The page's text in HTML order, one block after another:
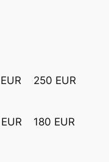
250 EUR
180 EUR